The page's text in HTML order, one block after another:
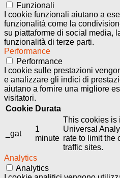
Funzionali
I cookie funzionali aiutano a
funzionalità come la
su piattaforme di social media,
funzionalità di terze parti.
Performance
Performance
I cookie sulle prestazioni
e analizzare gli indici di
aiutano a fornire una migliore
visitatori.
Cookie Durata
_gat
1
minute
This cookies is
Universal
rate to limit the
traffic sites.
Analytics
Analytics